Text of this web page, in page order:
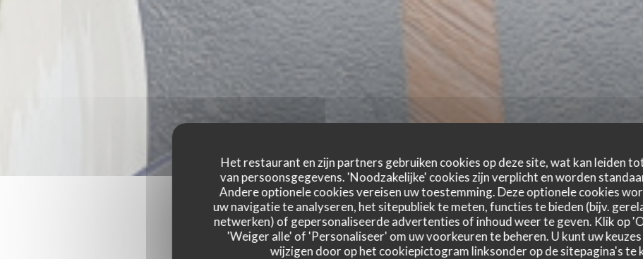
Het restaurant en zijn partners gebruiken cookies op deze site, wat kan leiden
van persoonsgegevens. 'Noodzakelijke' cookies zijn verplicht en worden
Andere optionele cookies vereisen uw toestemming. Deze optionele cookies
uw navigatie te analyseren, het sitepubliek te meten, functies te bieden (bijv.
netwerken) of gepersonaliseerde advertenties of inhoud weer te geven. Klik op
'Weiger alle' of 'Personaliseer' om uw voorkeuren te beheren. U kunt uw
wijzigen door op het cookiepictogram linksonder op de sitepagina's te
A la carte Carte des boissons Carte des vins